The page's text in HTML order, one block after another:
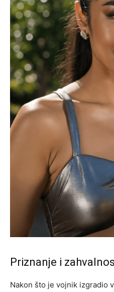
Priznanje i
Nakon što je vojnik izgradio